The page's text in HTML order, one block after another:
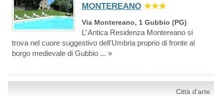
MONTEREANO ★★★
Via Montereano, 1 Gubbio (PG)
L’ Antica Residenza Montereano si
trova nel cuore suggestivo dell'Umbria proprio di fronte al
borgo medievale di Gubbio ... »
Città d'arte